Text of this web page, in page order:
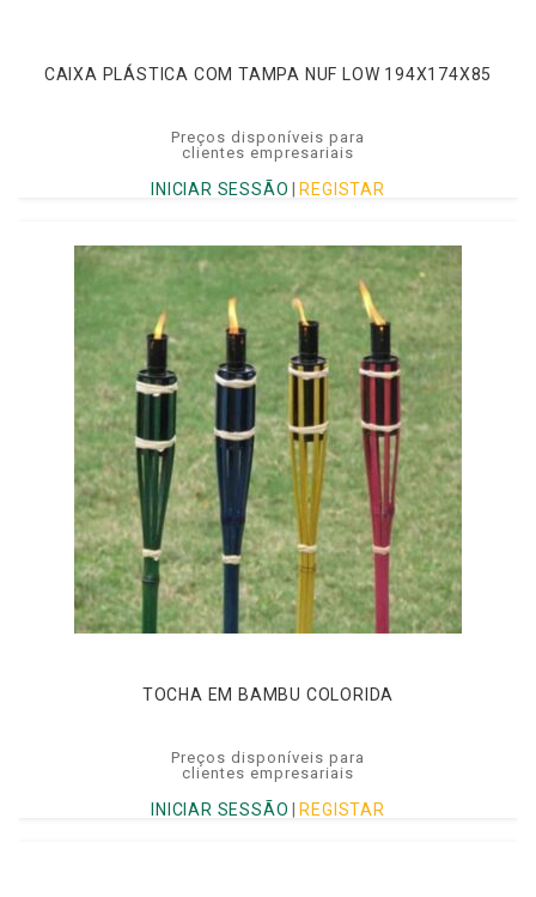
CAIXA PLÁSTICA COM TAMPA NUF LOW 194X174X85
Preços disponíveis para
clientes empresariais
INICIAR SESSÃO REGISTAR
TOCHA EM BAMBU COLORIDA
Preços disponíveis para
clientes empresariais
INICIAR SESSÃO REGISTAR